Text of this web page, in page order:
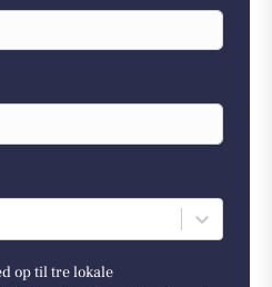
op til tre lokale